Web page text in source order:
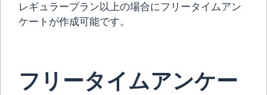
レギュラープラン以上の場合にフリータイムアン
ケートが作成可能です。
フリータイムアンケー